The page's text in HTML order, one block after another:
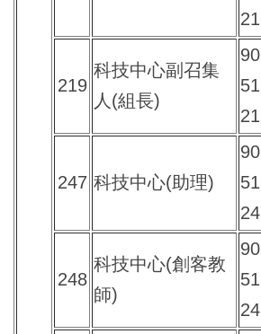
219
科技中心副召集
人(組長)
247 科技中心(助理)
248
科技中心(創客教
師)